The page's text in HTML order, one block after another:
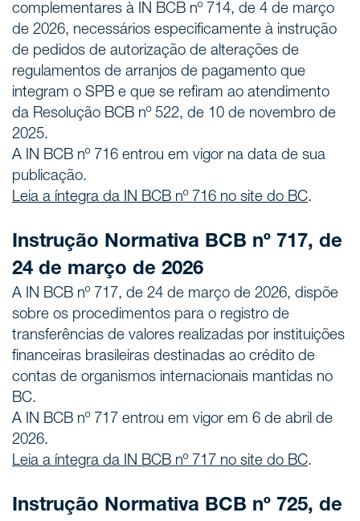
complementares à IN BCB nº 714, de 4 de março
de 2026, necessários especificamente à instrução
de pedidos de autorização de alterações de
regulamentos de arranjos de pagamento que
integram o SPB e que se refiram ao atendimento
da Resolução BCB nº 522, de 10 de novembro de
2025.
A IN BCB nº 716 entrou em vigor na data de sua
publicação.
Leia a íntegra da IN BCB nº 716 no site do BC.
Instrução Normativa BCB nº 717, de
24 de março de 2026
A IN BCB nº 717, de 24 de março de 2026, dispõe
sobre os procedimentos para o registro de
transferências de valores realizadas por instituições
financeiras brasileiras destinadas ao crédito de
contas de organismos internacionais mantidas no
BC.
A IN BCB nº 717 entrou em vigor em 6 de abril de
2026.
Leia a íntegra da IN BCB nº 717 no site do BC.
Instrução Normativa BCB nº 725, de